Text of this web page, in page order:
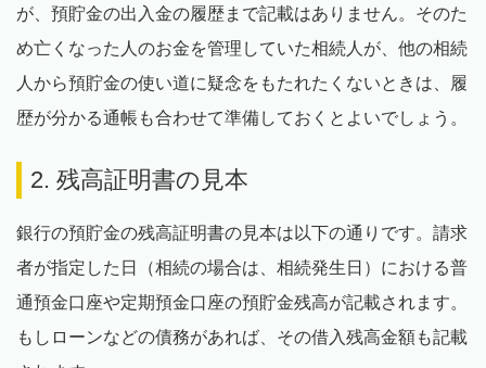
が、預貯金の出入金の履歴まで記載はありません。そのた
め亡くなった人のお金を管理していた相続人が、他の相続
人から預貯金の使い道に疑念をもたれたくないときは、履
歴が分かる通帳も合わせて準備しておくとよいでしょう。
2. 残高証明書の見本
銀行の預貯金の残高証明書の見本は以下の通りです。請求
者が指定した日（相続の場合は、相続発生日）における普
通預金口座や定期預金口座の預貯金残高が記載されます。
もしローンなどの債務があれば、その借入残高金額も記載